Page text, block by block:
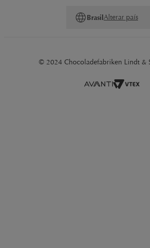
BrasilAlterar país
© 2024 Chocoladefabriken Lindt &